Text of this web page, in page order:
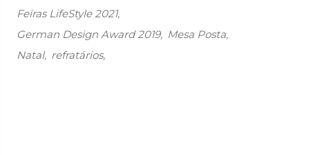
Feiras LifeStyle 2021
German Design Award 2019
Mesa Posta
Natal refratários